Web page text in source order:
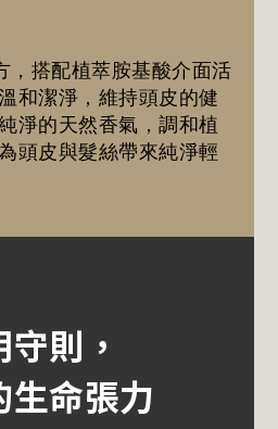
搭配植萃胺基酸介面活
和潔淨，維持頭皮的健
淨的天然香氣，調和植
頭皮與髮絲帶來純淨輕
則，
生命張力